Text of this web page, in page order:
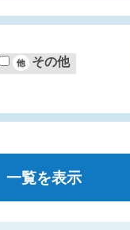
その他
一覧を表示